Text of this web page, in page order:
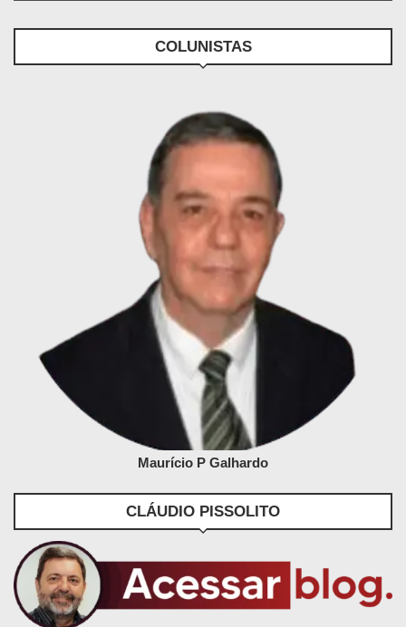
COLUNISTAS
Maurício P Galhardo
CLÁUDIO PISSOLITO